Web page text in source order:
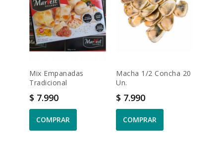
Mix Empanadas
Tradicional
Precio
$ 7.990
COMPRAR
Macha 1/2 Concha 20
Un.
Precio
$ 7.990
COMPRAR